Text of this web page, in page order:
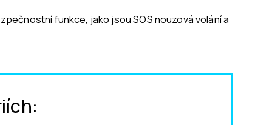
funkce, jako jsou SOS nouzová volání a